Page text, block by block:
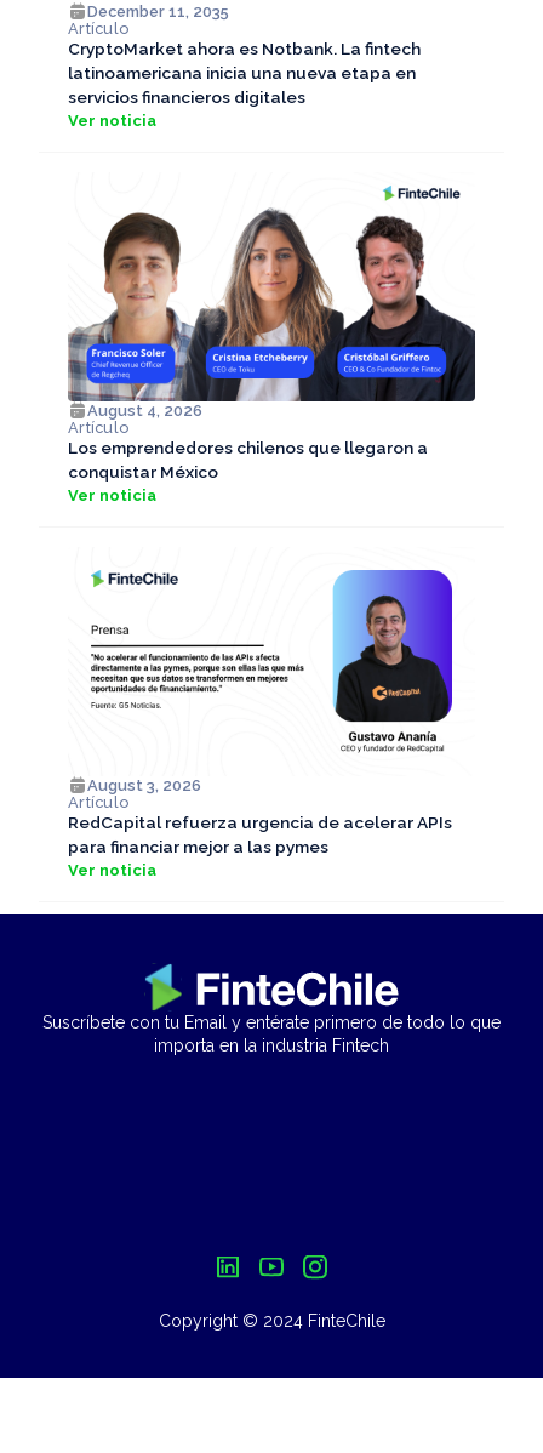
December 11, 2035
Artículo
CryptoMarket ahora es Notbank. La fintech
latinoamericana inicia una nueva etapa en
servicios financieros digitales
Ver noticia
August 4, 2026
Artículo
Los emprendedores chilenos que llegaron a
conquistar México
Ver noticia
August 3, 2026
Artículo
RedCapital refuerza urgencia de acelerar APIs
para financiar mejor a las pymes
Ver noticia
Suscríbete con tu Email y entérate primero de todo lo que
importa en la industria Fintech
Copyright © 2024 FinteChile